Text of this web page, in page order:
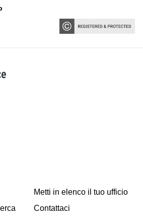
Metti in elenco il tuo ufficio
Contattaci